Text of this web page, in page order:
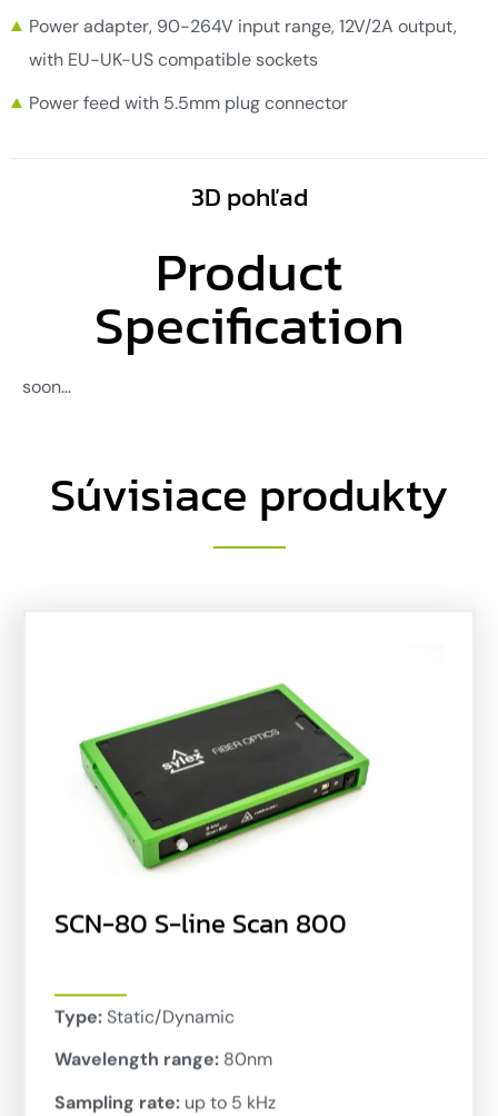
Power adapter, 90-264V input range, 12V/2A output,
with EU-UK-US compatible sockets
Power feed with 5.5mm plug connector
3D pohľad
Product
Specification
soon…
Súvisiace produkty
SCN-80 S-line Scan 800
Type: Static/Dynamic
Wavelength range: 80nm
Sampling rate: up to 5 kHz